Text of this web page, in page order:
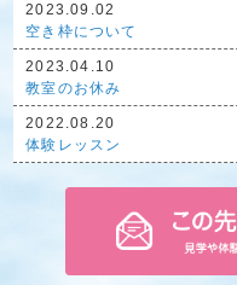
2023.09.02
空き枠について
2023.04.10
教室のお休み
2022.08.20
体験レッスン